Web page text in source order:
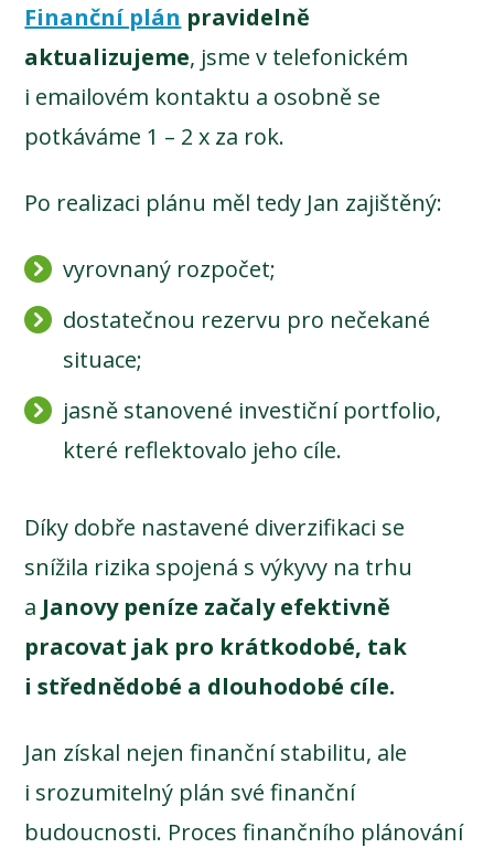
Finanční plán pravidelně
aktualizujeme, jsme v telefonickém
i emailovém kontaktu a osobně se
potkáváme 1 – 2 x za rok.
Po realizaci plánu měl tedy Jan zajištěný:
vyrovnaný rozpočet;
dostatečnou rezervu pro nečekané
situace;
jasně stanovené investiční portfolio,
které reflektovalo jeho cíle.
Díky dobře nastavené diverzifikaci se
snížila rizika spojená s výkyvy na trhu
a Janovy peníze začaly efektivně
pracovat jak pro krátkodobé, tak
i střednědobé a dlouhodobé cíle.
Jan získal nejen finanční stabilitu, ale
i srozumitelný plán své finanční
budoucnosti. Proces finančního plánování